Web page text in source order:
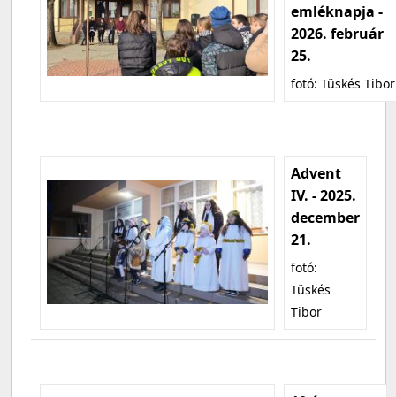
emléknapja -
2026. február
25.
fotó: Tüskés Tibor
Advent
IV. - 2025.
december
21.
fotó:
Tüskés
Tibor